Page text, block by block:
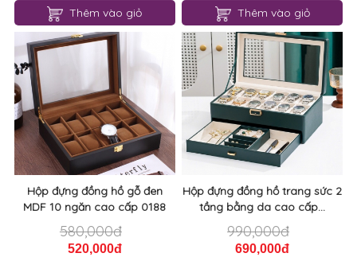
Thêm vào giỏ Thêm vào giỏ
Hộp đựng đồng hồ gỗ đen
MDF 10 ngăn cao cấp 0188
580,000đ
520,000đ
Hộp đựng đồng hồ trang sức 2
tầng bằng da cao cấp...
990,000đ
690,000đ